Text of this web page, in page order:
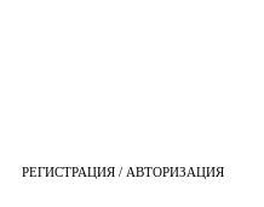
РЕГИСТРАЦИЯ / АВТОРИЗАЦИЯ